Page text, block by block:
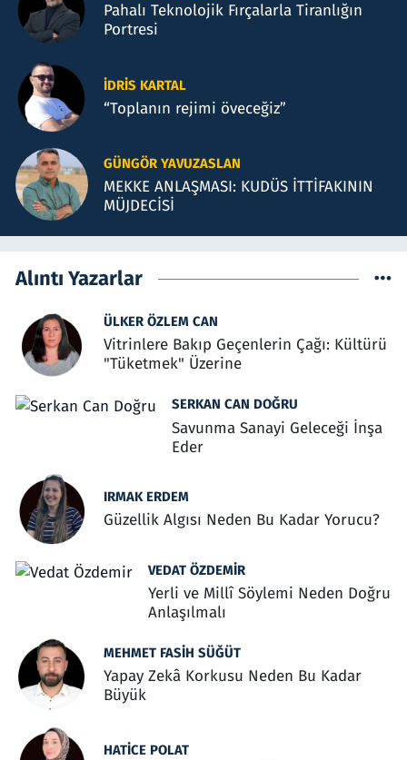
Pahalı Teknolojik Fırçalarla Tiranlığın
Portresi
İDRIS KARTAL
“Toplanın rejimi öveceğiz”
GÜNGÖR YAVUZASLAN
MEKKE ANLAŞMASI: KUDÜS İTTİFAKININ
MÜJDECİSİ
Alıntı Yazarlar
ÜLKER ÖZLEM CAN
Vitrinlere Bakıp Geçenlerin Çağı: Kültürü
"Tüketmek" Üzerine
SERKAN CAN DOĞRU
Savunma Sanayi Geleceği İnşa
Eder
IRMAK ERDEM
Güzellik Algısı Neden Bu Kadar Yorucu?
VEDAT ÖZDEMIR
Yerli ve Millî Söylemi Neden Doğru
Anlaşılmalı
MEHMET FASIH SÜĞÜT
Yapay Zekâ Korkusu Neden Bu Kadar
Büyük
HATICE POLAT